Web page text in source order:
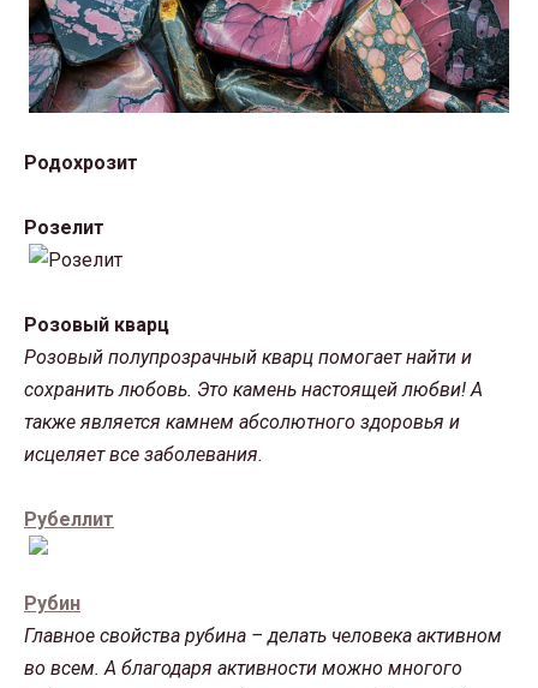
Родохрозит
Розелит
Розовый кварц
Розовый полупрозрачный кварц помогает найти и
сохранить любовь. Это камень настоящей любви! А
также является камнем абсолютного здоровья и
исцеляет все заболевания.
Рубеллит
Рубин
Главное свойства рубина – делать человека активном
во всем. А благодаря активности можно многого